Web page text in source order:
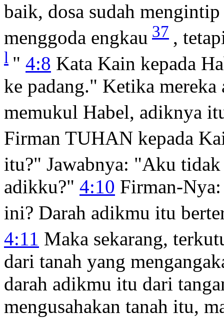
baik, dosa sudah
menggoda engkau 37 ,
l " 4:8 Kata Kain kepada
ke padang." Ketika
memukul Habel, adiknya
Firman TUHAN kepada
itu?" Jawabnya: "Aku
adikku?" 4:10 Firman-
ini? Darah adikmu itu
4:11 Maka sekarang,
dari tanah yang
darah adikmu itu dari
mengusahakan tanah itu,